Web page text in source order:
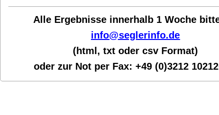
Alle Ergebnisse innerhalb 1 Woche bit
info@seglerinfo.de
(html, txt oder csv Format)
oder zur Not per Fax:+49 (0)3212